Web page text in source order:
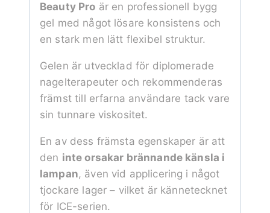
Beauty Pro är en professionell bygg
gel med något lösare konsistens och
en stark men lätt flexibel struktur.
Gelen är utvecklad för diplomerade
nagelterapeuter och rekommenderas
främst till erfarna användare tack vare
sin tunnare viskositet.
En av dess främsta egenskaper är att
den inte orsakar brännande känsla i
lampan, även vid applicering i något
tjockare lager – vilket är kännetecknet
för ICE-serien.